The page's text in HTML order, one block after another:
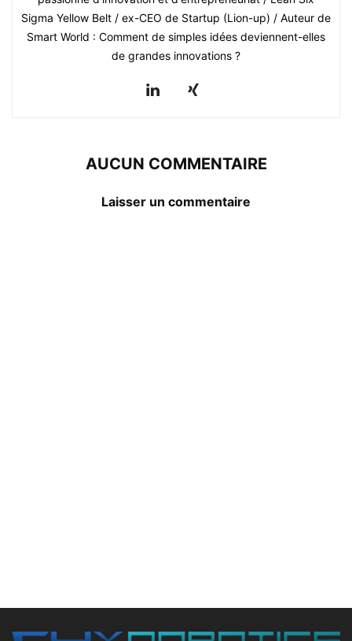
Sigma Yellow Belt / ex-CEO de Startup (Lion-up) / Auteur de
Smart World : Comment de simples idées deviennent-elles
de grandes innovations ?
AUCUN COMMENTAIRE
Laisser un commentaire